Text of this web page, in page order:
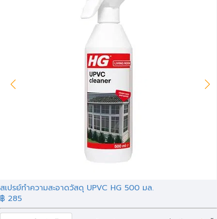
สเปรย์ทำความสะอาดวัสดุ UPVC HG 500 มล.
฿ 285